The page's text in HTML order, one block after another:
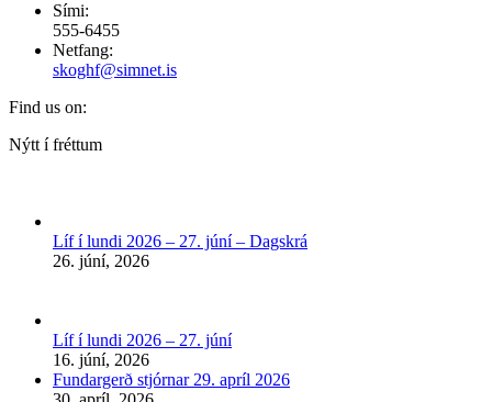
Sími:
555-6455
Netfang:
skoghf@simnet.is
Find us on:
Facebook
new
window
Nýtt í fréttum
Líf í lundi 2026 – 27. júní – Dagskrá
26. júní, 2026
Líf í lundi 2026 – 27. júní
16. júní, 2026
Fundargerð stjórnar 29. apríl 2026